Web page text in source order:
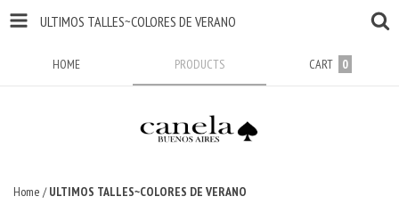
ULTIMOS TALLES~COLORES DE VERANO
HOME PRODUCTS CART 0
Home / ULTIMOS TALLES~COLORES DE VERANO